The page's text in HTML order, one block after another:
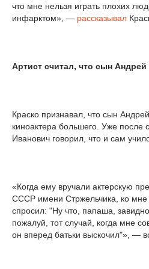
что мне нельзя играть плохих
инфарктом», — рассказывал
Артист считал, что сын
Краско признавал, что сын
киноактера большего. Уже после
Иванович говорил, что и сам
«Когда ему вручали актерскую
СССР имени Стржельчика, ко
спросил: "Ну что, папаша,
пожалуй, тот случай, когда мне
он вперед батьки выскочил"», —